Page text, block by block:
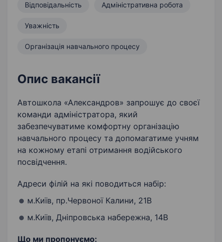
Відповідальність Адміністративна робота
Уважність
Організація навчального процесу
Опис вакансії
Автошкола «Александров» запрошує до своєї
команди адміністратора, який
забезпечуватиме комфортну організацію
навчального процесу та допомагатиме учням
на кожному етапі отримання водійського
посвідчення.
Адреси філій на які поводиться набір:
м.Київ, пр.Червоної Калини, 21В
м.Київ, Дніпровська набережна, 14В
Що ми пропонуємо: